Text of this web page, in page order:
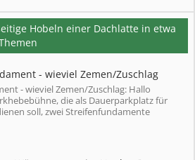
Hobeln einer Dachlatte in etwa
- wieviel Zemen/Zuschlag
- wieviel Zemen/Zuschlag: Hallo
die als Dauerparkplatz für
soll, zwei Streifenfundamente